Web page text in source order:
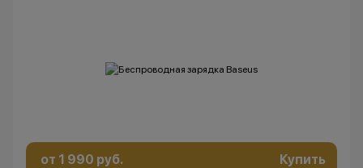
от 1 990 руб. Купить